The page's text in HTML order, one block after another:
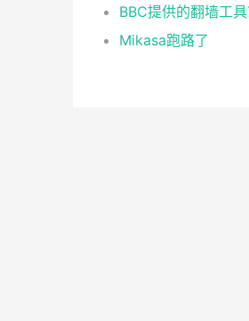
BBC提供的翻墙工
Mikasa跑路了